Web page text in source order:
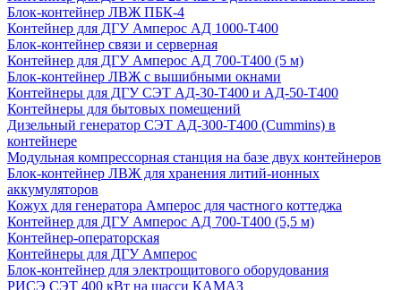
Блок-контейнер ЛВЖ ПБК-4
Контейнер для ДГУ Амперос АД 1000-Т400
Блок-контейнер связи и серверная
Контейнер для ДГУ Амперос АД 700-Т400 (5 м)
Блок-контейнер ЛВЖ с вышибными окнами
Контейнеры для ДГУ СЭТ АД-30-Т400 и АД-50-Т400
Контейнеры для бытовых помещений
Дизельный генератор СЭТ АД-300-Т400 (Cummins) в
контейнере
Модульная компрессорная станция на базе двух контейнеров
Блок-контейнер ЛВЖ для хранения литий-ионных
аккумуляторов
Кожух для генератора Амперос для частного коттеджа
Контейнер для ДГУ Амперос АД 700-Т400 (5,5 м)
Контейнер-операторская
Контейнеры для ДГУ Амперос
Блок-контейнер для электрощитового оборудования
РИСЭ СЭТ 400 кВт на шасси КАМАЗ